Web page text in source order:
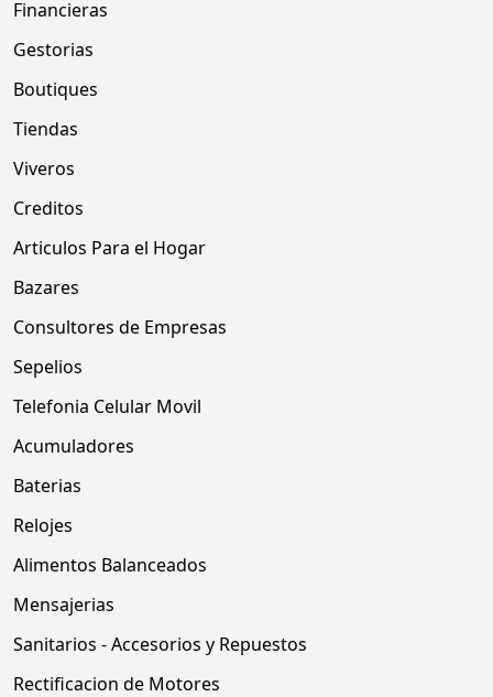
Financieras
Gestorias
Boutiques
Tiendas
Viveros
Creditos
Articulos Para el Hogar
Bazares
Consultores de Empresas
Sepelios
Telefonia Celular Movil
Acumuladores
Baterias
Relojes
Alimentos Balanceados
Mensajerias
Sanitarios - Accesorios y Repuestos
Rectificacion de Motores